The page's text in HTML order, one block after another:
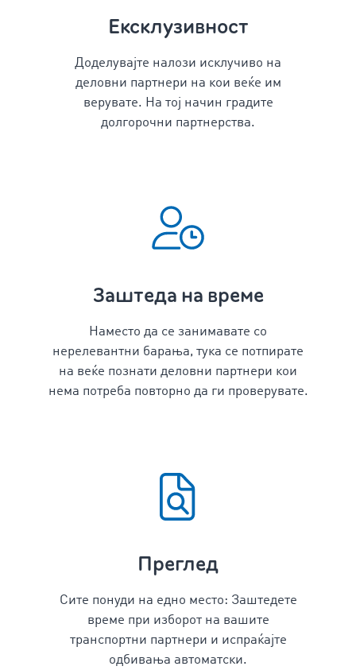
Ексклузивност
Доделувајте налози исклучиво на
деловни партнери на кои веќе им
верувате. На тој начин градите
долгорочни партнерства.
Заштеда на време
Наместо да се занимавате со
нерелевантни барања, тука се потпирате
на веќе познати деловни партнери кои
нема потреба повторно да ги проверувате.
Преглед
Сите понуди на едно место: Заштедете
време при изборот на вашите
транспортни партнери и испраќајте
одбивања автоматски.